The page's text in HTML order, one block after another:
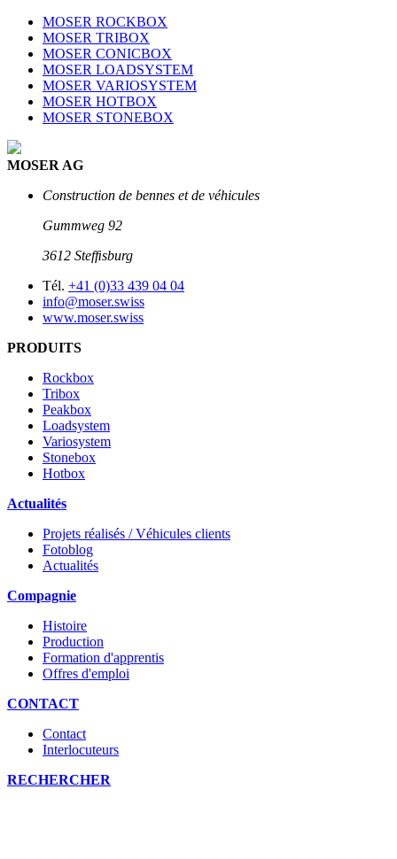
MOSER ROCKBOX
MOSER TRIBOX
MOSER CONICBOX
MOSER LOADSYSTEM
MOSER VARIOSYSTEM
MOSER HOTBOX
MOSER STONEBOX
MOSER AG
Construction de bennes et de véhicules
Gummweg 92
3612 Stefﬁsburg
Tél. +41 (0)33 439 04 04
info@moser.swiss
www.moser.swiss
PRODUITS
Rockbox
Tribox
Peakbox
Loadsystem
Variosystem
Stonebox
Hotbox
Actualités
Projets réalisés / Véhicules clients
Fotoblog
Actualités
Compagnie
Histoire
Production
Formation d'apprentis
Offres d'emploi
CONTACT
Contact
Interlocuteurs
RECHERCHER